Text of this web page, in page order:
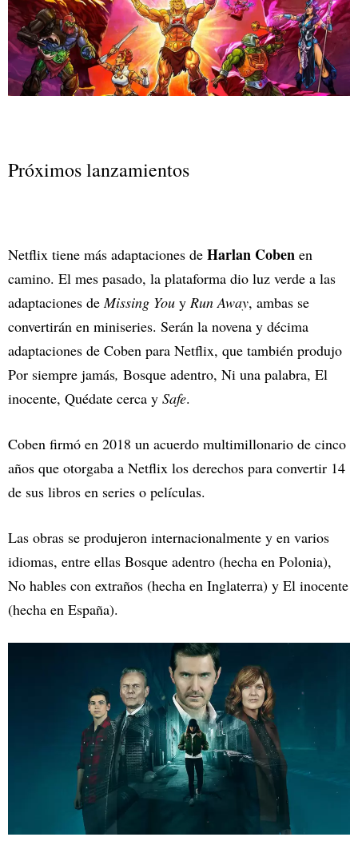
Próximos lanzamientos
Netflix tiene más adaptaciones de Harlan Coben en
camino. El mes pasado, la plataforma dio luz verde a las
adaptaciones de Missing You y Run Away, ambas se
convertirán en miniseries. Serán la novena y décima
adaptaciones de Coben para Netflix, que también produjo
Por siempre jamás, Bosque adentro, Ni una palabra, El
inocente, Quédate cerca y Safe.
Coben firmó en 2018 un acuerdo multimillonario de cinco
años que otorgaba a Netflix los derechos para convertir 14
de sus libros en series o películas.
Las obras se produjeron internacionalmente y en varios
idiomas, entre ellas Bosque adentro (hecha en Polonia),
No hables con extraños (hecha en Inglaterra) y El inocente
(hecha en España).